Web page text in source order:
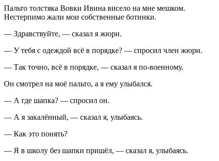
Пальто толстяка Вовки Ивина висело на мне мешком.
Нестерпимо жали мои собственные ботинки.
— Здравствуйте, — сказал я жюри.
— У тебя с одеждой всё в порядке? — спросил член жюри.
— Так точно, всё в порядке, — сказал я по-военному.
Он смотрел на моё пальто, а я ему улыбался.
— А где шапка? — спросил он.
— А я закалённый, — сказал я, улыбаясь.
— Как это понять?
— Я в школу без шапки пришёл, — сказал я, улыбаясь.